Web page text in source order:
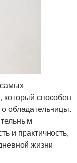
который способен
обладательницы.
и практичность,
жизни